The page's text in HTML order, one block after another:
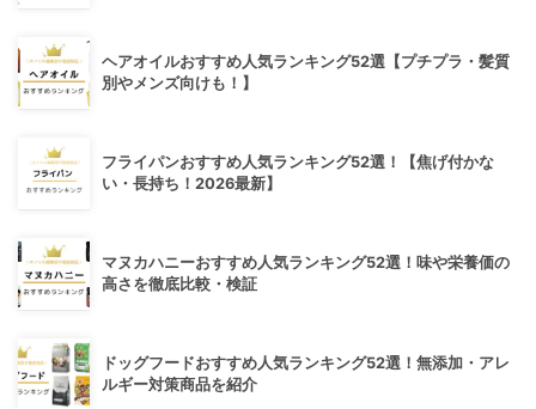
ヘアオイルおすすめ人気ランキング52選【プチプラ・髪質
別やメンズ向けも！】
フライパンおすすめ人気ランキング52選！【焦げ付かな
い・長持ち！2026最新】
マヌカハニーおすすめ人気ランキング52選！味や栄養価の
高さを徹底比較・検証
ドッグフードおすすめ人気ランキング52選！無添加・アレ
ルギー対策商品を紹介